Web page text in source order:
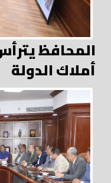
المحافظ
أملاك الدولة